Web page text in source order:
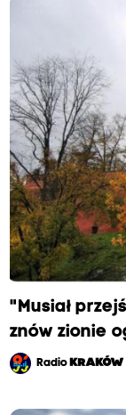
"Musiał
znów zionie
Radio KRAKÓW